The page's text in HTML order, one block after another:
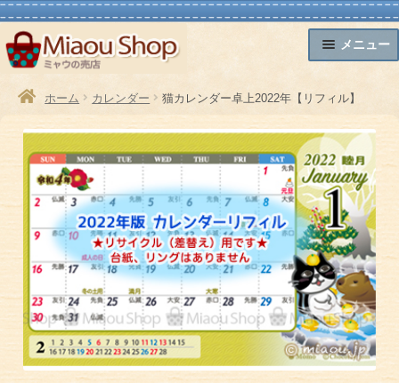
ビ
ス
ッ
ン
ッ
メニュー
卓上カレンダー アジアン雑貨
かわいい木彫り
猫キャラ小物
ブランド雑貨 日本和雑貨
HOME 商品 はじめに お支払い方法 配送方法
ホーム カレンダー 猫カレンダー卓上2022年【リフィル】